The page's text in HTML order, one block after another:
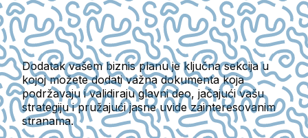
Dodatak vašem biznis planu je ključna sekcija u
kojoj možete dodati važna dokumenta koja
podržavaju i validiraju glavni deo, jačajući vašu
strategiju i pružajući jasne uvide zainteresovanim
stranama.